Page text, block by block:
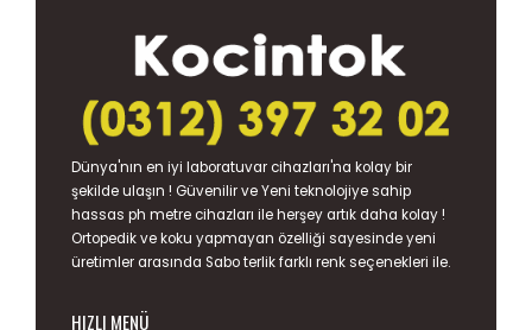
Dünya'nın en iyi laboratuvar cihazları'na kolay bir
şekilde ulaşın ! Güvenilir ve Yeni teknolojiye sahip
hassas ph metrecihazları ile herşey artık daha kolay !
Ortopedik ve koku yapmayan özelliği sayesinde yeni
üretimler arasında Sabo terlikfarklı renk seçenekleri ile.
HIZLI MENÜ